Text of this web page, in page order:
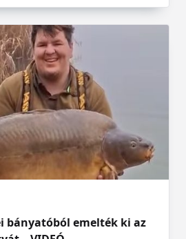
bányatóból emelték ki az